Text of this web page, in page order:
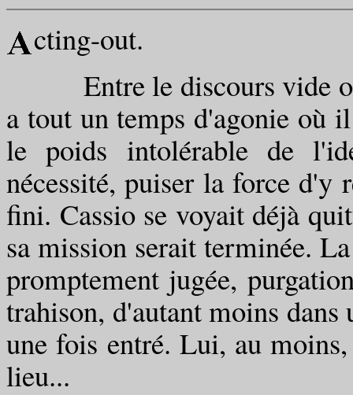
cting-out.
Entre le discours vide où
a tout un temps d'agonie où
le poids intolérable de
nécessité, puiser la force d'y
fini. Cassio se voyait déjà
sa mission serait terminée.
promptement jugée,
trahison, d'autant moins
une fois entré. Lui, au
lieu...